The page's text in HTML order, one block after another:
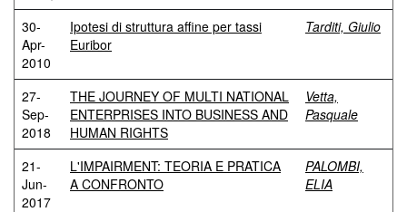
30-
Apr-
2010
Ipotesi di struttura affine per tassi
Euribor
Tarditi, Giulio
27-
Sep-
2018
THE JOURNEY OF MULTI NATIONAL
ENTERPRISES INTO BUSINESS AND
HUMAN RIGHTS
Vetta,
Pasquale
21-
Jun-
2017
L'IMPAIRMENT: TEORIA E PRATICA
A CONFRONTO
PALOMBI,
ELIA